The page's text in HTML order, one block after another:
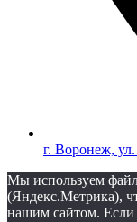
г. Воронеж,
Мы используем
(Яндекс.Метрика),
нашим сайтом. Если